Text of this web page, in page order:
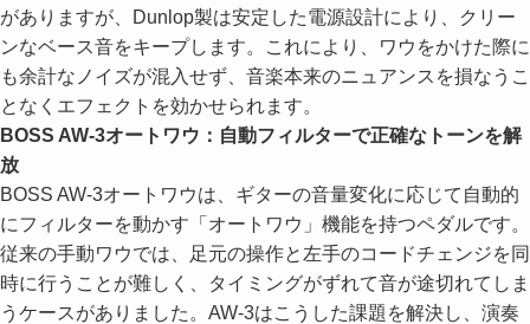
がありますが、Dunlop製は安定した電源設計により、クリー
ンなベース音をキープします。これにより、ワウをかけた際に
も余計なノイズが混入せず、音楽本来のニュアンスを損なうこ
となくエフェクトを効かせられます。
BOSS AW-3オートワウ：自動フィルターで正確なトーンを解
放
BOSS AW-3オートワウは、ギターの音量変化に応じて自動的
にフィルターを動かす「オートワウ」機能を持つペダルです。
従来の手動ワウでは、足元の操作と左手のコードチェンジを同
時に行うことが難しく、タイミングがずれて音が途切れてしま
うケースがありました。AW-3はこうした課題を解決し、演奏